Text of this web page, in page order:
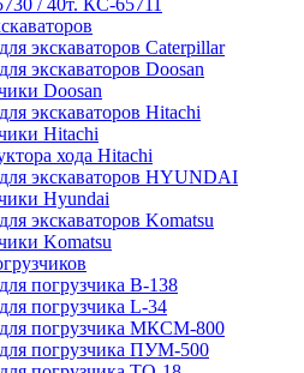
/ 40т. КС-65711
экскаваторов Caterpillar
экскаваторов Doosan
Doosan
экскаваторов Hitachi
Hitachi
хода Hitachi
экскаваторов HYUNDAI
Hyundai
экскаваторов Komatsu
Komatsu
погрузчика B-138
погрузчика L-34
для погрузчика МКСМ-800
погрузчика ПУМ-500